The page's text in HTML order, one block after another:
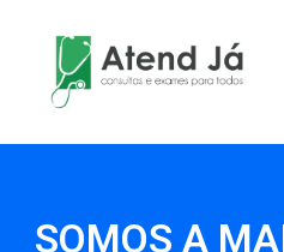
SOMOS A